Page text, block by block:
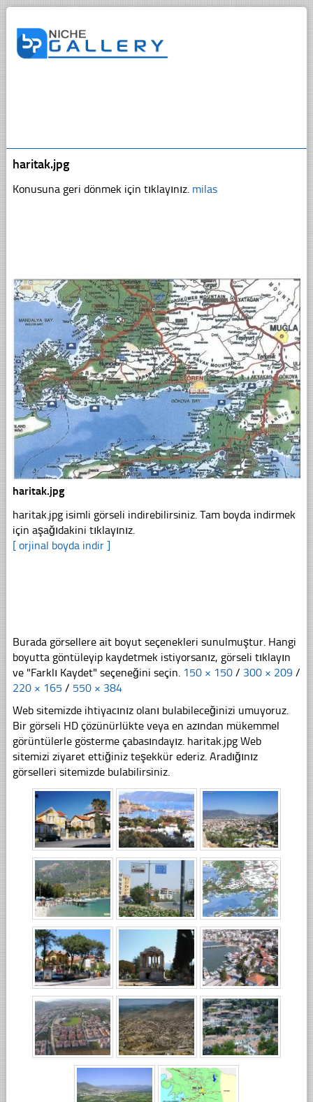
haritak.jpg
Konusuna geri dönmek için tıklayınız. milas
haritak.jpg
haritak.jpg isimli görseli indirebilirsiniz. Tam boyda indirmek
için aşağıdakini tıklayınız.
[ orjinal boyda indir ]
Burada görsellere ait boyut seçenekleri sunulmuştur. Hangi
boyutta göntüleyip kaydetmek istiyorsanız, görseli tıklayın
ve "Farklı Kaydet" seçeneğini seçin. 150 × 150 / 300 × 209 /
220 × 165 / 550 × 384
Web sitemizde ihtiyacınız olanı bulabileceğinizi umuyoruz.
Bir görseli HD çözünürlükte veya en azından mükemmel
görüntülerle gösterme çabasındayız. haritak.jpg Web
sitemizi ziyaret ettiğiniz teşekkür ederiz. Aradığınız
görselleri sitemizde bulabilirsiniz.